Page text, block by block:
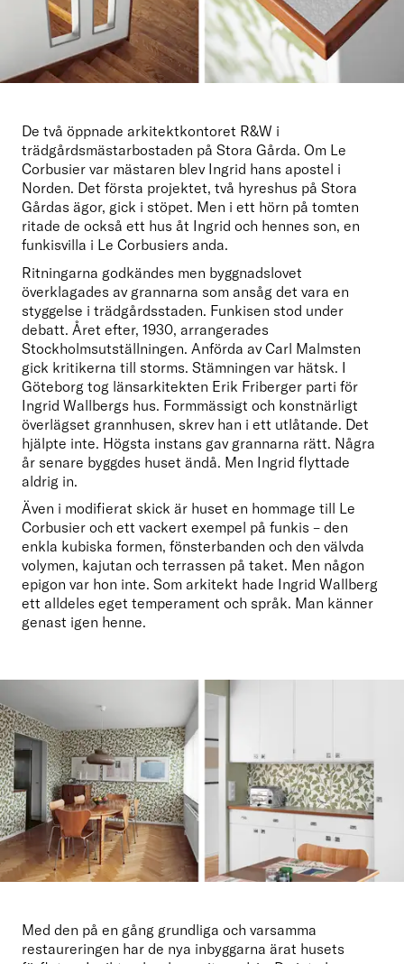
De två öppnade arkitektkontoret R&W i
trädgårdsmästarbostaden på Stora Gårda. Om Le
Corbusier var mästaren blev Ingrid hans apostel i
Norden. Det första projektet, två hyreshus på Stora
Gårdas ägor, gick i stöpet. Men i ett hörn på tomten
ritade de också ett hus åt Ingrid och hennes son, en
funkisvilla i Le Corbusiers anda.
Ritningarna godkändes men byggnadslovet
överklagades av grannarna som ansåg det vara en
styggelse i trädgårdsstaden. Funkisen stod under
debatt. Året efter, 1930, arrangerades
Stockholmsutställningen. Anförda av Carl Malmsten
gick kritikerna till storms. Stämningen var hätsk. I
Göteborg tog länsarkitekten Erik Friberger parti för
Ingrid Wallbergs hus. Formmässigt och konstnärligt
överlägset grannhusen, skrev han i ett utlåtande. Det
hjälpte inte. Högsta instans gav grannarna rätt. Några
år senare byggdes huset ändå. Men Ingrid flyttade
aldrig in.
Även i modifierat skick är huset en hommage till Le
Corbusier och ett vackert exempel på funkis – den
enkla kubiska formen, fönsterbanden och den välvda
volymen, kajutan och terrassen på taket. Men någon
epigon var hon inte. Som arkitekt hade Ingrid Wallberg
ett alldeles eget temperament och språk. Man känner
genast igen henne.
Med den på en gång grundliga och varsamma
restaureringen har de nya inbyggarna ärat husets